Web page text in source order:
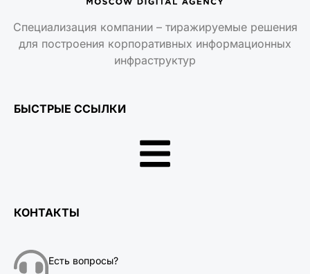
Специализация компании – тиражируемые решения
для построения корпоративных информационных
инфраструктур
БЫСТРЫЕ ССЫЛКИ
КОНТАКТЫ
Есть вопросы?